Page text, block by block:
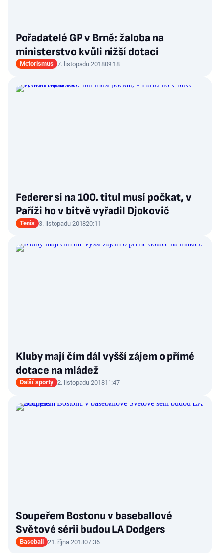
Pořadatelé GP v Brně: žaloba na
ministerstvo kvůli nižší dotaci
Motorismus 7. listopadu 201809:18
Federer si na 100. titul musí počkat, v
Paříži ho v bitvě vyřadil Djokovič
Tenis 3. listopadu 201820:11
Kluby mají čím dál vyšší zájem o přímé
dotace na mládež
Další sporty 2. listopadu 201811:47
Soupeřem Bostonu v baseballové
Světové sérii budou LA Dodgers
Baseball 21. října 201807:36